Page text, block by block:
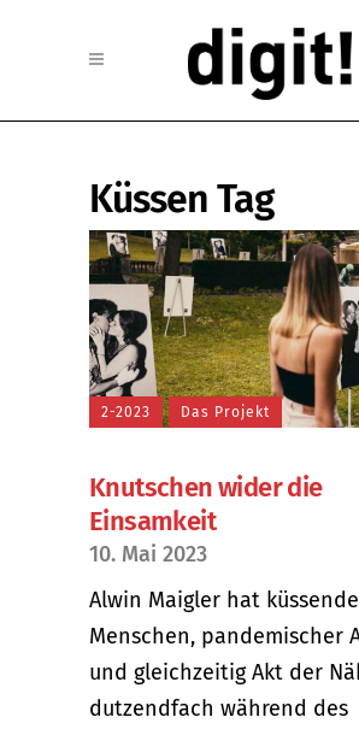
Küssen Tag
2-2023 Das Projekt
Knutschen wider die
Einsamkeit
10. Mai 2023
Alwin Maigler hat küssende
Menschen, pandemischer
und gleichzeitig Akt der
dutzendfach während des